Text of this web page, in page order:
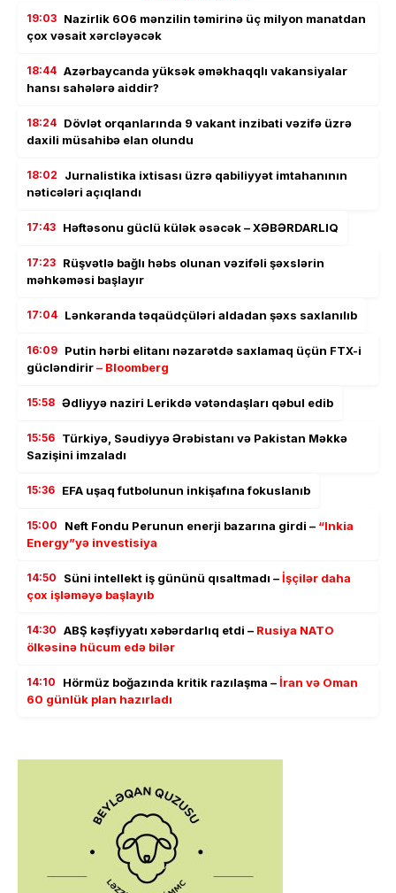
19:03 Nazirlik 606 mənzilin təmirinə üç milyon manatdan
çox vəsait xərcləyəcək
18:44 Azərbaycanda yüksək əməkhaqqlı vakansiyalar
hansı sahələrə aiddir?
18:24 Dövlət orqanlarında 9 vakant inzibati vəzifə üzrə
daxili müsahibə elan olundu
18:02
Jurnalistika ixtisası üzrə qabiliyyət imtahanının
nəticələri açıqlandı
17:43 Həftəsonu güclü külək əsəcək – XƏBƏRDARLIQ
17:23 Rüşvətlə bağlı həbs olunan vəzifəli şəxslərin
məhkəməsi başlayır
17:04 Lənkəranda təqaüdçüləri aldadan şəxs saxlanılıb
16:09 Putin hərbi elitanı nəzarətdə saxlamaq üçün FTX-i
gücləndirir– Bloomberg
15:58 Ədliyyə naziri Lerikdə vətəndaşları qəbul edib
15:56 Türkiyə, Səudiyyə Ərəbistanı və Pakistan Məkkə
Sazişini imzaladı
15:36 EFA uşaq futbolunun inkişafına fokuslanıb
15:00 Neft Fondu Perunun enerji bazarına girdi – “Inkia
Energy”yə investisiya
14:50 Süni intellekt iş gününü qısaltmadı –İşçilər daha
çox işləməyə başlayıb
14:30 ABŞ kəşfiyyatı xəbərdarlıq etdi – Rusiya NATO
ölkəsinə hücum edə bilər
14:10 Hörmüz boğazında kritik razılaşma –İran və Oman
60 günlük plan hazırladı